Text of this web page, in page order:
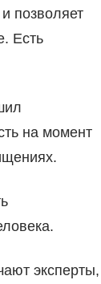
позволяет
Есть
на момент
эксперты,